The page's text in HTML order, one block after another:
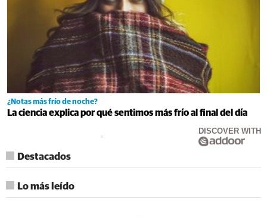
¿Notas más frío de noche?
La ciencia explica por qué sentimos más frío al final del día
DISCOVER WITH
Destacados
Lo más leído